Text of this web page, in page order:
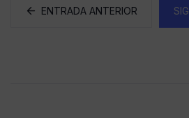
ENTRADA ANTERIOR